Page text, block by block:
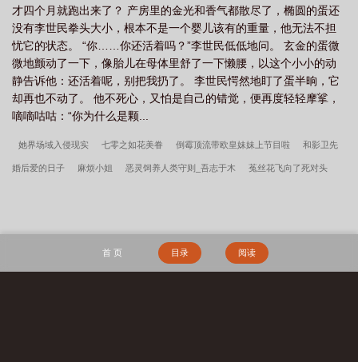
才四个月就跑出来了？ 产房里的金光和香气都散尽了，椭圆的蛋还
没有李世民拳头大小，根本不是一个婴儿该有的重量，他无法不担
忧它的状态。 “你……你还活着吗？”李世民低低地问。 玄金的蛋微
微地颤动了一下，像胎儿在母体里舒了一下懒腰，以这个小小的动
静告诉他：还活着呢，别把我扔了。 李世民愕然地盯了蛋半晌，它
却再也不动了。 他不死心，又怕是自己的错觉，便再度轻轻摩挲，
嘀嘀咕咕：“你为什么是颗...
她界场域入侵现实 七零之如花美眷 倒霉顶流带欧皇妹妹上节目啦 和影卫先
婚后爱的日子 麻烦小姐 恶灵饲养人类守则_吾志于木 菟丝花飞向了死对头
亲爱的结婚吧 每天都想叛逃师门 别再惊动他
首 页 目录 阅读